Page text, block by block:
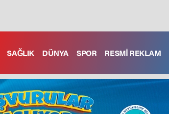
SAĞLIK DÜNYA SPOR RESMİ REKLAM